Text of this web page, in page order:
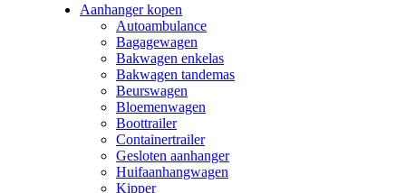
Aanhanger kopen
Autoambulance
Bagagewagen
Bakwagen enkelas
Bakwagen tandemas
Beurswagen
Bloemenwagen
Boottrailer
Containertrailer
Gesloten aanhanger
Huifaanhangwagen
Kipper